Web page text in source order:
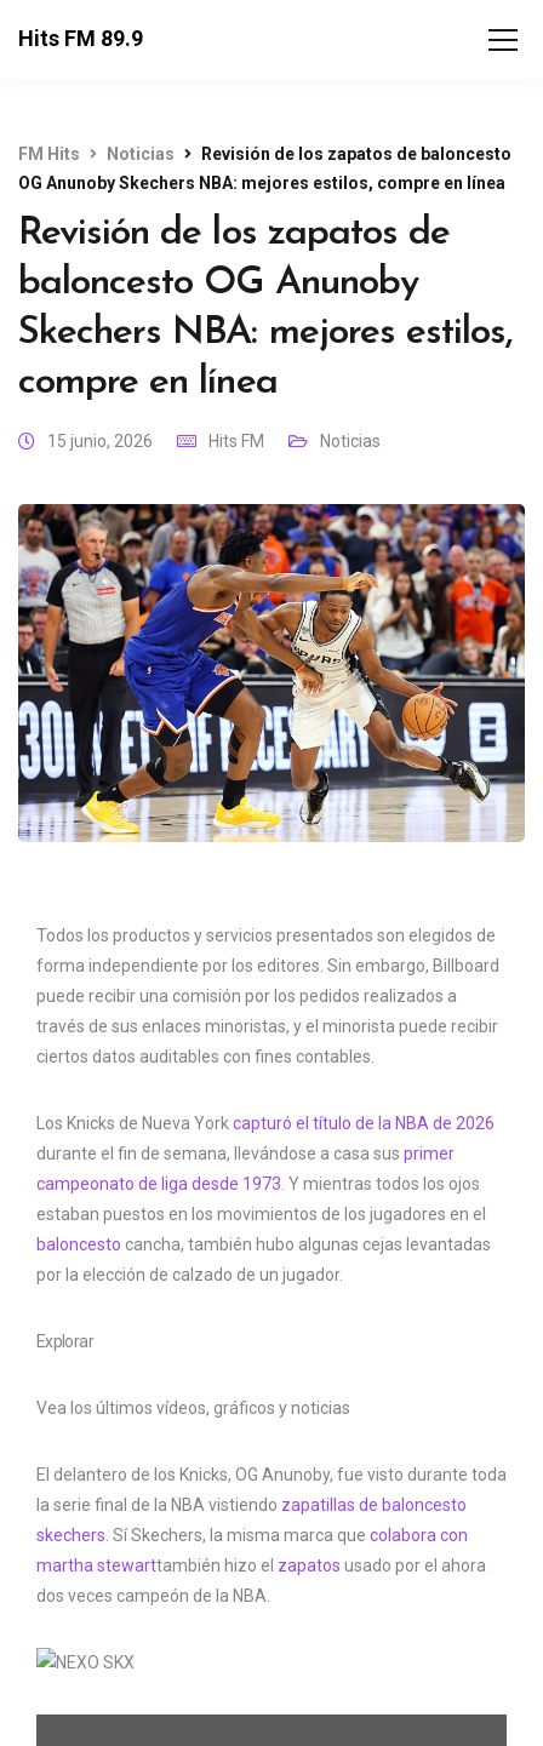
Hits FM 89.9
FM Hits Noticias
Revisión de los zapatos de baloncesto
OG Anunoby Skechers NBA: mejores estilos, compre en línea
Revisión de los zapatos de
baloncesto OG Anunoby
Skechers NBA: mejores estilos,
compre en línea
15 junio, 2026 Hits FM Noticias
Todos los productos y servicios presentados son elegidos de
forma independiente por los editores. Sin embargo, Billboard
puede recibir una comisión por los pedidos realizados a
través de sus enlaces minoristas, y el minorista puede recibir
ciertos datos auditables con fines contables.
Los Knicks de Nueva York capturó el título de la NBA de 2026
durante el fin de semana, llevándose a casa sus primer
campeonato de liga desde 1973 . Y mientras todos los ojos
estaban puestos en los movimientos de los jugadores en el
baloncesto cancha, también hubo algunas cejas levantadas
por la elección de calzado de un jugador.
Explorar
Vea los últimos vídeos, gráficos y noticias
El delantero de los Knicks, OG Anunoby, fue visto durante toda
la serie final de la NBA vistiendo zapatillas de baloncesto
skechers . Sí Skechers, la misma marca que colabora con
martha stewarttambién hizo el zapatos usado por el ahora
dos veces campeón de la NBA.